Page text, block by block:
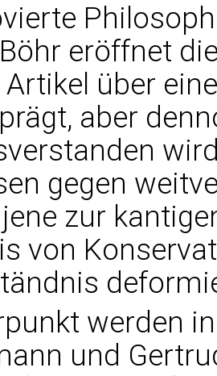
eröffnet
über
aber
gegen
zur
von
werden
und